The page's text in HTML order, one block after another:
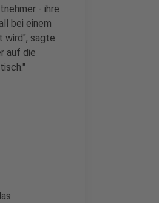
- ihre
bei einem
wird", sagte
auf die